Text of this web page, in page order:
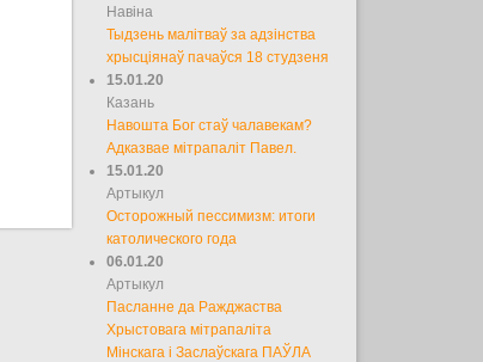
Навіна
Тыдзень малітваў за адзінства
хрысціянаў пачаўся 18 студзеня
15.01.20
Казань
Навошта Бог стаў чалавекам?
Адказвае мітрапаліт Павел.
15.01.20
Артыкул
Осторожный пессимизм: итоги
католического года
06.01.20
Артыкул
Пасланне да Ражджаства
Хрыстовага мітрапаліта
Мінскага і Заслаўскага ПАЎЛА